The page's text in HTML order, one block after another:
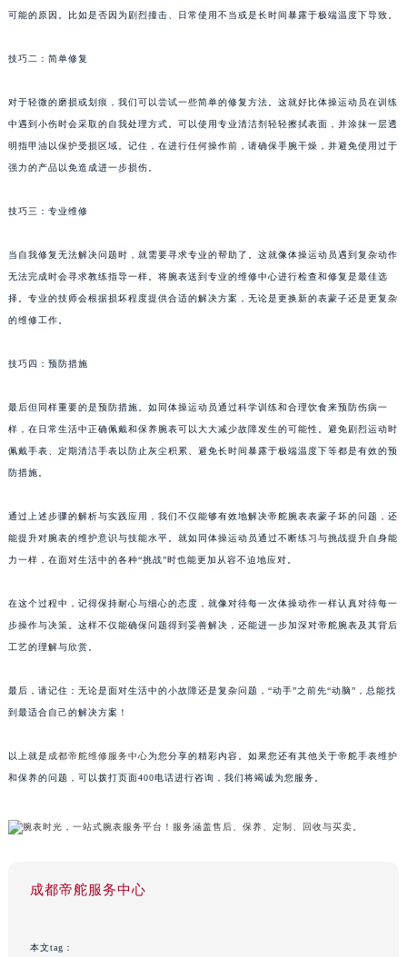
可能的原因。比如是否因为剧烈撞击、日常使用不当或是长时间暴露于极端温度下导致。
技巧二：简单修复
对于轻微的磨损或划痕，我们可以尝试一些简单的修复方法。这就好比体操运动员在训练
中遇到小伤时会采取的自我处理方式。可以使用专业清洁剂轻轻擦拭表面，并涂抹一层透
明指甲油以保护受损区域。记住，在进行任何操作前，请确保手腕干燥，并避免使用过于
强力的产品以免造成进一步损伤。
技巧三：专业维修
当自我修复无法解决问题时，就需要寻求专业的帮助了。这就像体操运动员遇到复杂动作
无法完成时会寻求教练指导一样。将腕表送到专业的维修中心进行检查和修复是最佳选
择。专业的技师会根据损坏程度提供合适的解决方案，无论是更换新的表蒙子还是更复杂
的维修工作。
技巧四：预防措施
最后但同样重要的是预防措施。如同体操运动员通过科学训练和合理饮食来预防伤病一
样，在日常生活中正确佩戴和保养腕表可以大大减少故障发生的可能性。避免剧烈运动时
佩戴手表、定期清洁手表以防止灰尘积累、避免长时间暴露于极端温度下等都是有效的预
防措施。
通过上述步骤的解析与实践应用，我们不仅能够有效地解决帝舵腕表表蒙子坏的问题，还
能提升对腕表的维护意识与技能水平。就如同体操运动员通过不断练习与挑战提升自身能
力一样，在面对生活中的各种“挑战”时也能更加从容不迫地应对。
在这个过程中，记得保持耐心与细心的态度，就像对待每一次体操动作一样认真对待每一
步操作与决策。这样不仅能确保问题得到妥善解决，还能进一步加深对帝舵腕表及其背后
工艺的理解与欣赏。
最后，请记住：无论是面对生活中的小故障还是复杂问题，“动手”之前先“动脑”，总能找
到最适合自己的解决方案！
以上就是 成都帝舵维修服务中心为您分享的精彩内容。如果您还有其他关于帝舵手表维护
和保养的问题，可以拨打页面400电话进行咨询，我们将竭诚为您服务。
成都帝舵服务中心
本文tag：